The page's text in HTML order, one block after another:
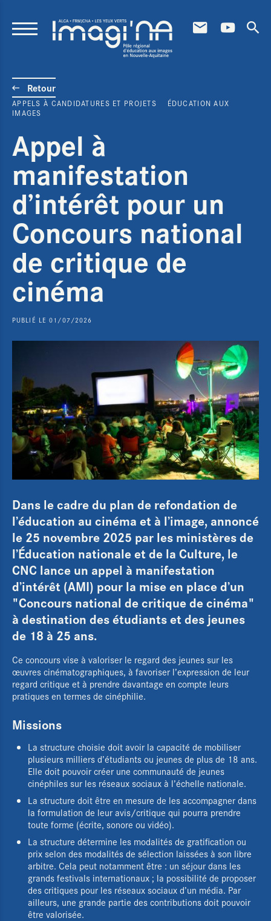
Retour
APPELS À CANDIDATURES ET PROJETS
ÉDUCATION AUX
IMAGES
Appel à
manifestation
d’intérêt pour un
Concours national
de critique de
cinéma
PUBLIÉ LE 01/07/2026
Dans le cadre du plan de refondation de
l’éducation au cinéma et à l’image, annoncé
le 25 novembre 2025 par les ministères de
l’Éducation nationale et de la Culture, le
CNC lance un appel à manifestation
d’intérêt (AMI) pour la mise en place d’un
"Concours national de critique de cinéma"
à destination des étudiants et des jeunes
de 18 à 25 ans.
Ce concours vise à valoriser le regard des jeunes sur les
œuvres cinématographiques, à favoriser l’expression de leur
regard critique et à prendre davantage en compte leurs
pratiques en termes de cinéphilie.
Missions
La structure choisie doit avoir la capacité de mobiliser
plusieurs milliers d’étudiants ou jeunes de plus de 18 ans.
Elle doit pouvoir créer une communauté de jeunes
cinéphiles sur les réseaux sociaux à l’échelle nationale.
La structure doit être en mesure de les accompagner dans
la formulation de leur avis/critique qui pourra prendre
toute forme (écrite, sonore ou vidéo).
La structure détermine les modalités de gratification ou
prix selon des modalités de sélection laissées à son libre
arbitre. Cela peut notamment être : un séjour dans les
grands festivals internationaux ; la possibilité de proposer
des critiques pour les réseaux sociaux d’un média. Par
ailleurs, une grande partie des contributions doit pouvoir
être valorisée.